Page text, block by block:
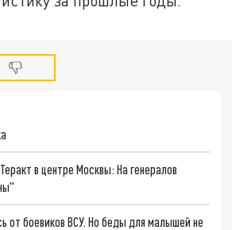
в центре Москвы: На генералов
от боевиков ВСУ. Но беды для малышей не